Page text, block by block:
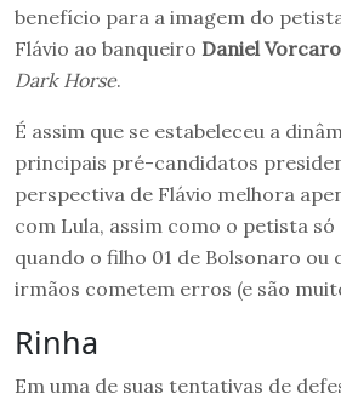
benefício para a imagem do
Flávio ao banqueiro Daniel Vorcaro
Dark Horse.
É assim que se estabeleceu a
principais pré-candidatos
perspectiva de Flávio melhora
com Lula, assim como o petista só
quando o filho 01 de Bolsonaro ou
irmãos cometem erros (e são
Rinha
Em uma de suas tentativas de